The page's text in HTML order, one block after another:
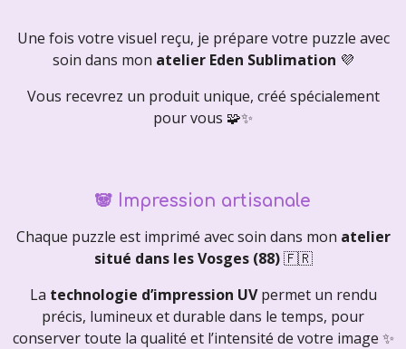
Une fois votre visuel reçu, je prépare votre puzzle avec
soin dans mon atelier Eden Sublimation 💜
Vous recevrez un produit unique, créé spécialement
pour vous 🧩✨
🐼 Impression artisanale
Chaque puzzle est imprimé avec soin dans mon atelier
situé dans les Vosges (88) 🇫🇷
La technologie d’impression UV permet un rendu
précis, lumineux et durable dans le temps, pour
conserver toute la qualité et l’intensité de votre image ✨